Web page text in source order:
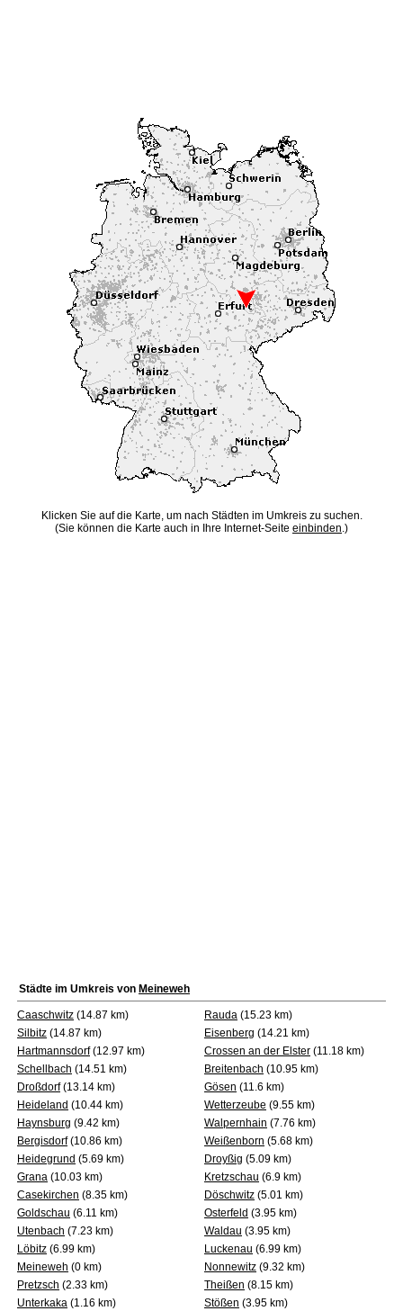
Klicken Sie auf die Karte, um nach Städten im Umkreis zu suchen.
(Sie können die Karte auch in Ihre Internet-Seite einbinden.)
Städte im Umkreis von Meineweh
Caaschwitz (14.87 km) Rauda (15.23 km)
Silbitz (14.87 km) Eisenberg (14.21 km)
Hartmannsdorf(12.97 km) Crossen an der Elster (11.18 km)
Schellbach (14.51 km) Breitenbach (10.95 km)
Droßdorf(13.14 km) Gösen (11.6 km)
Heideland (10.44 km) Wetterzeube (9.55 km)
Haynsburg (9.42 km) Walpernhain (7.76 km)
Bergisdorf(10.86 km) Weißenborn (5.68 km)
Heidegrund (5.69 km) Droyßig (5.09 km)
Grana (10.03 km) Kretzschau (6.9 km)
Casekirchen (8.35 km) Döschwitz (5.01 km)
Goldschau (6.11 km) Osterfeld (3.95 km)
Utenbach (7.23 km) Waldau (3.95 km)
Löbitz (6.99 km) Luckenau (6.99 km)
Meineweh (0 km) Nonnewitz (9.32 km)
Pretzsch (2.33 km) Theißen (8.15 km)
Unterkaka (1.16 km) Stößen (3.95 km)